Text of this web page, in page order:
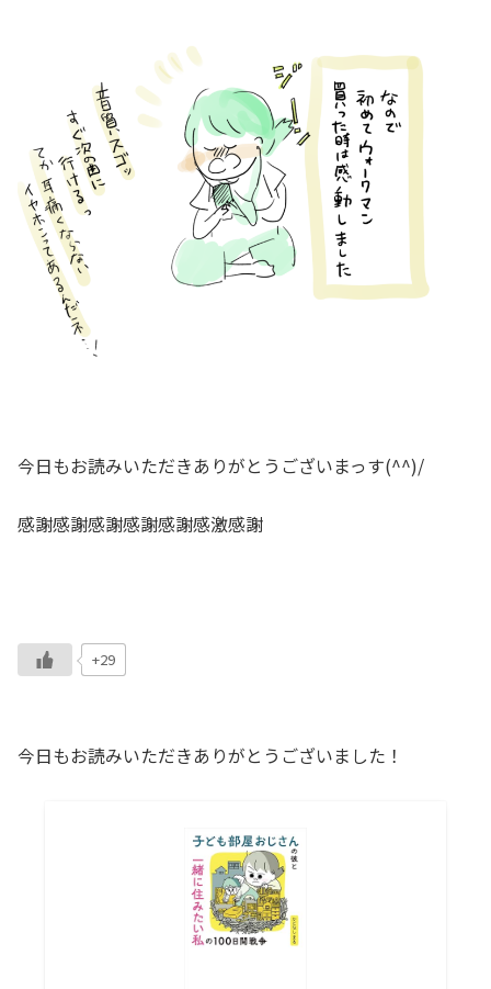
今日もお読みいただきありがとうございまっす(^^)/
感謝感謝感謝感謝感謝感激感謝
+29
今日もお読みいただきありがとうございました！